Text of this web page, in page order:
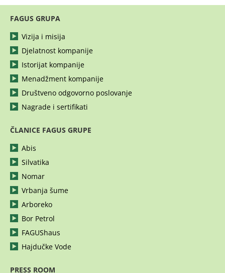
FAGUS GRUPA
Vizija i misija
Djelatnost kompanije
Istorijat kompanije
Menadžment kompanije
Društveno odgovorno poslovanje
Nagrade i sertifikati
ČLANICE FAGUS GRUPE
Abis
Silvatika
Nomar
Vrbanja šume
Arboreko
Bor Petrol
FAGUShaus
Hajdučke Vode
PRESS ROOM